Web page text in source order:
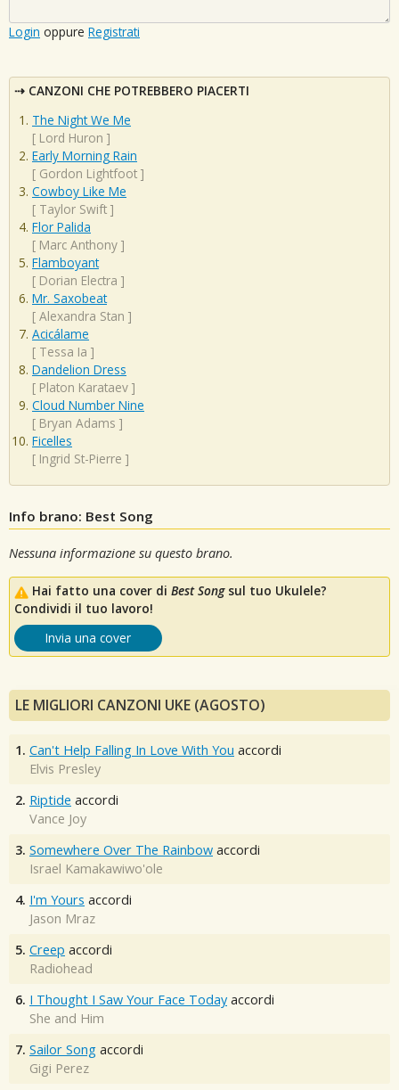
Login oppure Registrati
CANZONI CHE POTREBBERO PIACERTI
The Night We Me
[ Lord Huron ]
Early Morning Rain
[ Gordon Lightfoot ]
Cowboy Like Me
[ Taylor Swift ]
Flor Palida
[ Marc Anthony ]
Flamboyant
[ Dorian Electra ]
Mr. Saxobeat
[ Alexandra Stan ]
Acicálame
[ Tessa Ia ]
Dandelion Dress
[ Platon Karataev ]
Cloud Number Nine
[ Bryan Adams ]
Ficelles
[ Ingrid St-Pierre ]
Info brano: Best Song
Nessuna informazione su questo brano.
Hai fatto una cover di Best Songsul tuo Ukulele?
Condividi il tuo lavoro!
Invia una cover
LE MIGLIORI CANZONI UKE (AGOSTO)
1. Can't Help Falling In Love With You accordi
Elvis Presley
2. Riptide accordi
Vance Joy
3. Somewhere Over The Rainbow accordi
Israel Kamakawiwo'ole
4. I'm Yours accordi
Jason Mraz
5. Creep accordi
Radiohead
6. I Thought I Saw Your Face Today accordi
She and Him
7. Sailor Song accordi
Gigi Perez